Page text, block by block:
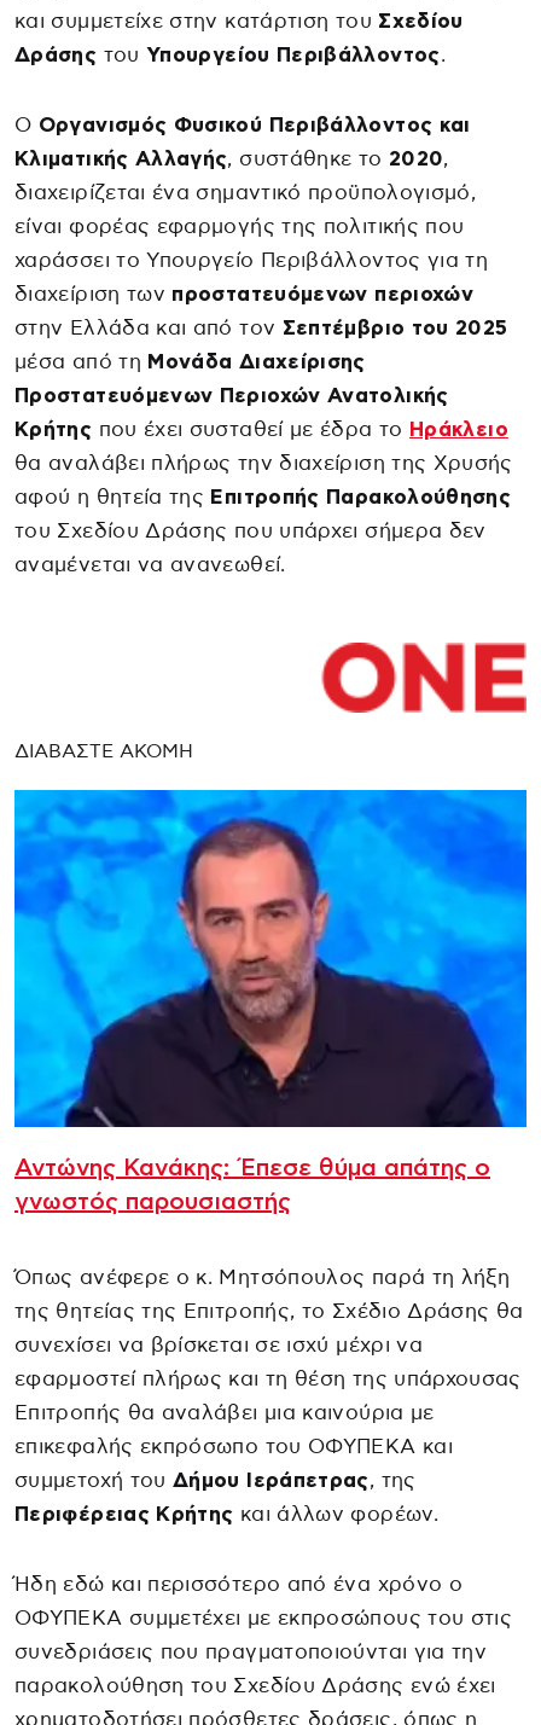
και συμμετείχε στην κατάρτιση του Σχεδίου
Δράσης του Υπουργείου Περιβάλλοντος.
Ο Οργανισμός Φυσικού Περιβάλλοντος και
Κλιματικής Αλλαγής, συστάθηκε το 2020,
διαχειρίζεται ένα σημαντικό προϋπολογισμό,
είναι φορέας εφαρμογής της πολιτικής που
χαράσσει το Υπουργείο Περιβάλλοντος για τη
διαχείριση των προστατευόμενων περιοχών
στην Ελλάδα και από τον Σεπτέμβριο του 2025
μέσα από τη Μονάδα Διαχείρισης
Προστατευόμενων Περιοχών Ανατολικής
Κρήτης που έχει συσταθεί με έδρα το Ηράκλειο
θα αναλάβει πλήρως την διαχείριση της Χρυσής
αφού η θητεία της Επιτροπής Παρακολούθησης
του Σχεδίου Δράσης που υπάρχει σήμερα δεν
αναμένεται να ανανεωθεί.
ΔΙΑΒΑΣΤΕ ΑΚΟΜΗ
Αντώνης Κανάκης: Έπεσε θύμα απάτης ο
γνωστός παρουσιαστής
Όπως ανέφερε ο κ. Μητσόπουλος παρά τη λήξη
της θητείας της Επιτροπής, το Σχέδιο Δράσης θα
συνεχίσει να βρίσκεται σε ισχύ μέχρι να
εφαρμοστεί πλήρως και τη θέση της υπάρχουσας
Επιτροπής θα αναλάβει μια καινούρια με
επικεφαλής εκπρόσωπο του ΟΦΥΠΕΚΑ και
συμμετοχή τουΔήμου Ιεράπετρας, της
Περιφέρειας Κρήτης και άλλων φορέων.
Ήδη εδώ και περισσότερο από ένα χρόνο ο
ΟΦΥΠΕΚΑ συμμετέχει με εκπροσώπους του στις
συνεδριάσεις που πραγματοποιούνται για την
παρακολούθηση του Σχεδίου Δράσης ενώ έχει
χρηματοδοτήσει πρόσθετες δράσεις, όπως η